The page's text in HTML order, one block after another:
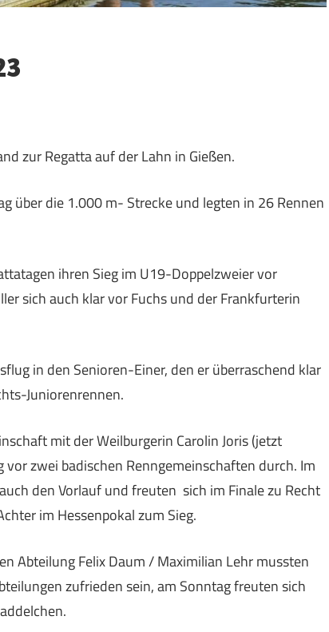
zur Regatta auf der Lahn in Gießen.
über die 1.000 m- Strecke und legten in 26 Rennen
ihren Sieg im U19-Doppelzweier vor
sich auch klar vor Fuchs und der Frankfurterin
in den Senioren-Einer, den er überraschend klar
Juniorenrennen.
mit der Weilburgerin Carolin Joris (jetzt
zwei badischen Renngemeinschaften durch. Im
den Vorlauf und freuten sich im Finale zu Recht
im Hessenpokal zum Sieg.
Abteilung Felix Daum / Maximilian Lehr mussten
zufrieden sein, am Sonntag freuten sich